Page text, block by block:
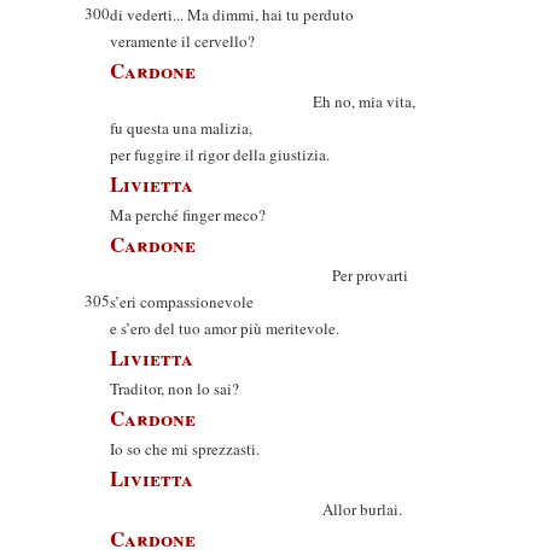
300di vederti... Ma dimmi, hai tu perduto
veramente il cervello?
Cardone
Eh no, mia vita,
fu questa una malizia,
per fuggire il rigor della giustizia.
Livietta
Ma perché finger meco?
Cardone
Per provarti
305s’eri compassionevole
e s’ero del tuo amor più meritevole.
Livietta
Traditor, non lo sai?
Cardone
Io so che mi sprezzasti.
Livietta
Allor burlai.
Cardone